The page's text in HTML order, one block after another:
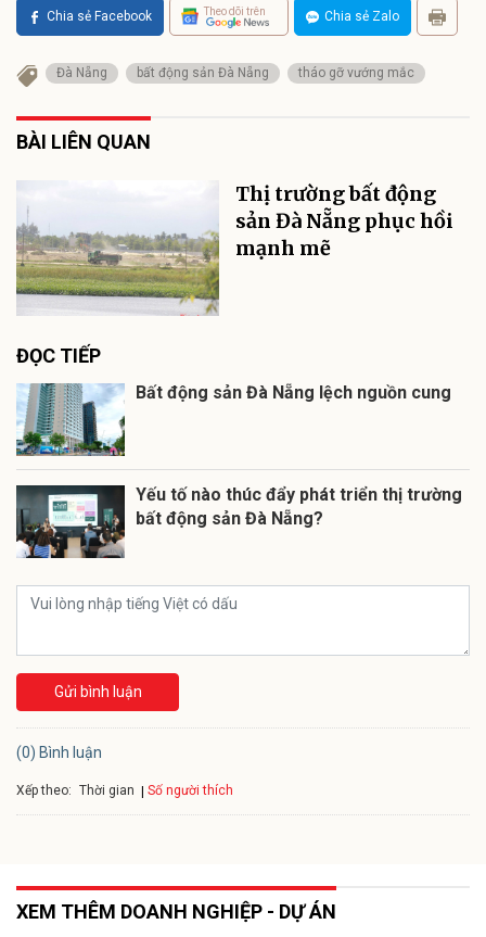
Chia sẻ Facebook Theo dõi trên Chia sẻ Zalo
Đà Nẵng bất động sản Đà Nẵng tháo gỡ vướng mắc
BÀI LIÊN QUAN
Thị trường bất động
sản Đà Nẵng phục hồi
mạnh mẽ
ĐỌC TIẾP
Bất động sản Đà Nẵng lệch nguồn cung
Yếu tố nào thúc đẩy phát triển thị trường
bất động sản Đà Nẵng?
Gửi bình luận
(0) Bình luận
Xếp theo: Thời gian Số người thích
XEM THÊM DOANH NGHIỆP - DỰ ÁN